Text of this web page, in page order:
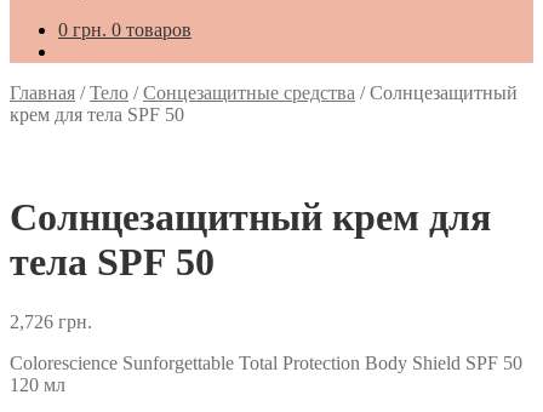
0 грн. 0 товаров
Главная /Тело /Сонцезащитные средства /Солнцезащитный
крем для тела SPF 50
Солнцезащитный крем для
тела SPF 50
2,726 грн.
Colorescience Sunforgettable Total Protection Body Shield SPF 50
120 мл